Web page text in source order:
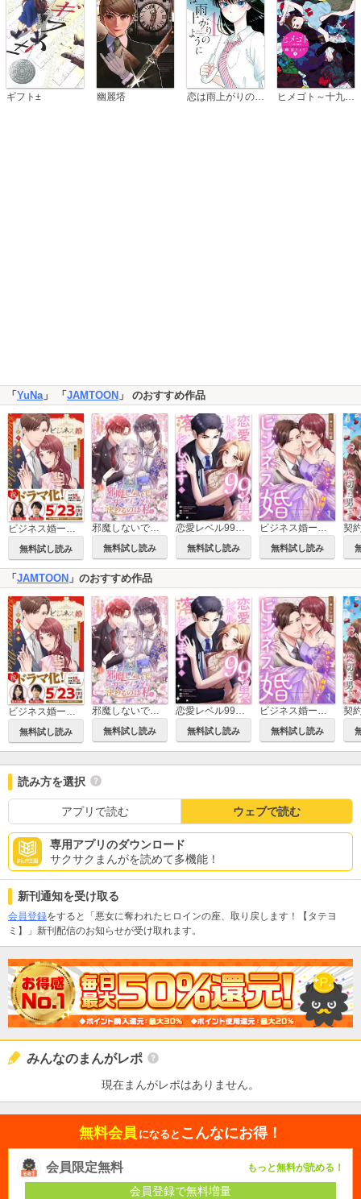
ギフト± 幽麗塔
「YuNa 」 「JAMTOON 」 のおすすめ作品
無料試し読み 無料試し読み 無料試し読み 無料試し読み
「JAMTOON 」のおすすめ作品
無料試し読み 無料試し読み 無料試し読み 無料試し読み
読み方を選択
アプリで読む ウェブで読む
専用アプリのダウンロード
サクサクまんがを読めて多機能！
新刊通知を受け取る
会員登録をすると「悪女に奪われたヒロインの座、取り戻します！【タテヨ
ミ】」新刊配信のお知らせが受け取れます。
みんなのまんがレポ
現在まんがレポはありません。
無料会員 になると こんなにお得！
会員限定無料 もっと無料が読める！
会員登録で無料増量